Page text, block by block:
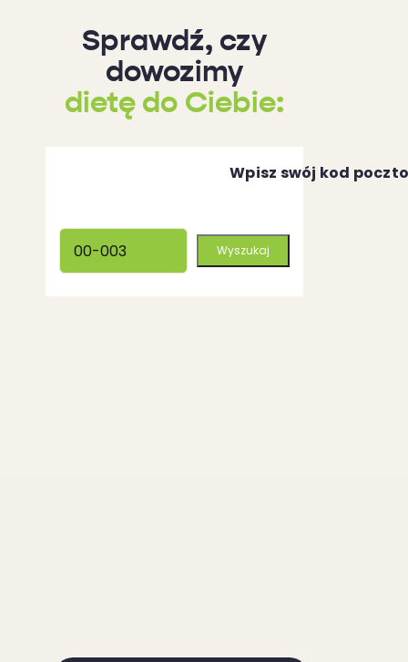
Sprawdź, czy
dowozimy
dietę do Ciebie:
Wpisz swój kod